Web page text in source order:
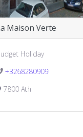
Maison Verte
Holiday
+3268280909
7800 Ath